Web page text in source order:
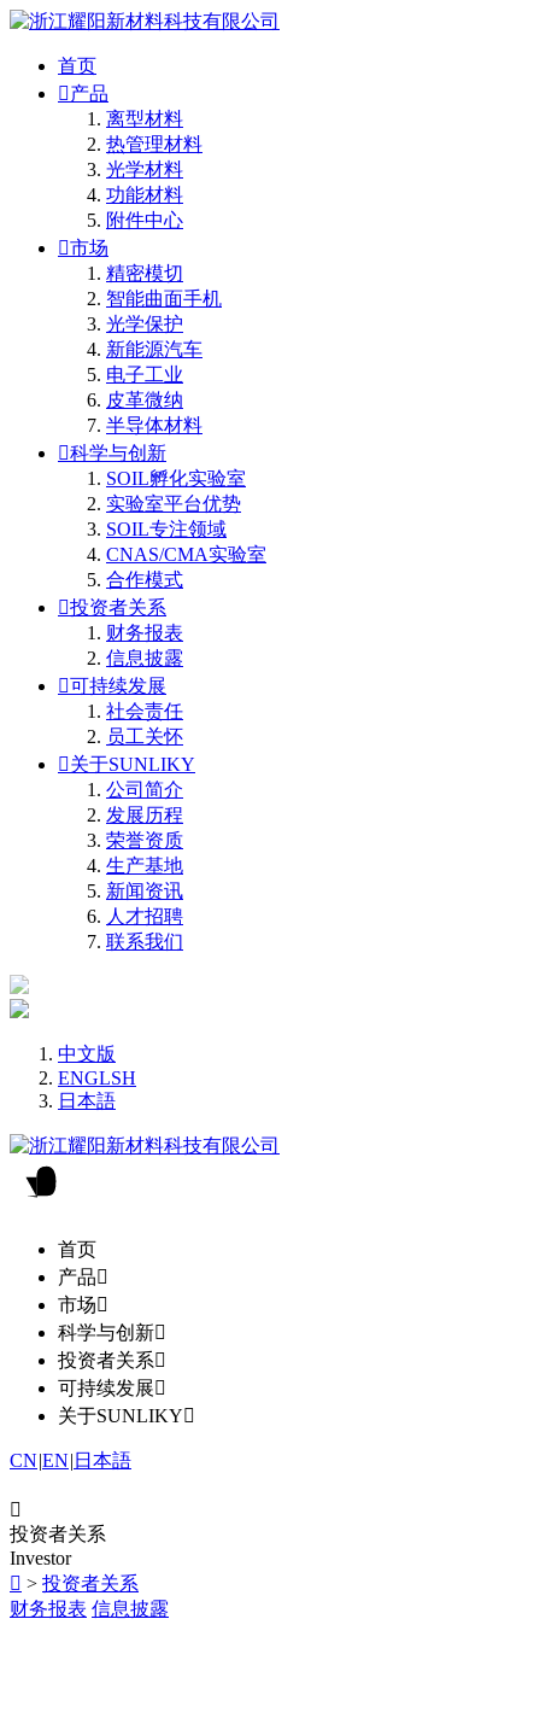
首页
产品
离型材料
热管理材料
光学材料
功能材料
附件中心
市场
精密模切
智能曲面手机
光学保护
新能源汽车
电子工业
皮革微纳
半导体材料
科学与创新
SOIL孵化实验室
实验室平台优势
SOIL专注领域
CNAS/CMA实验室
合作模式
投资者关系
财务报表
信息披露
可持续发展
社会责任
员工关怀
关于SUNLIKY
公司简介
发展历程
荣誉资质
生产基地
新闻资讯
人才招聘
联系我们
中文版
ENGLSH
日本語
首页
产品
市场
科学与创新
投资者关系
可持续发展
关于SUNLIKY
CN|EN| 日本語

投资者关系
Investor
 > 投资者关系
财务报表 信息披露